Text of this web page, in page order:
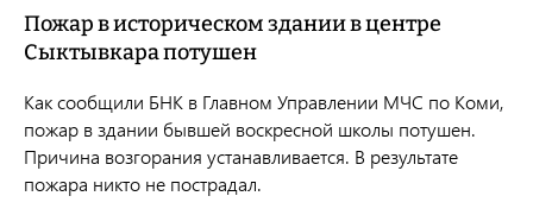
Пожар в историческом здании в центре
Сыктывкара потушен
Как сообщили БНК в Главном Управлении МЧС по Коми,
пожар в здании бывшей воскресной школы потушен.
Причина возгорания устанавливается. В результате
пожара никто не пострадал.